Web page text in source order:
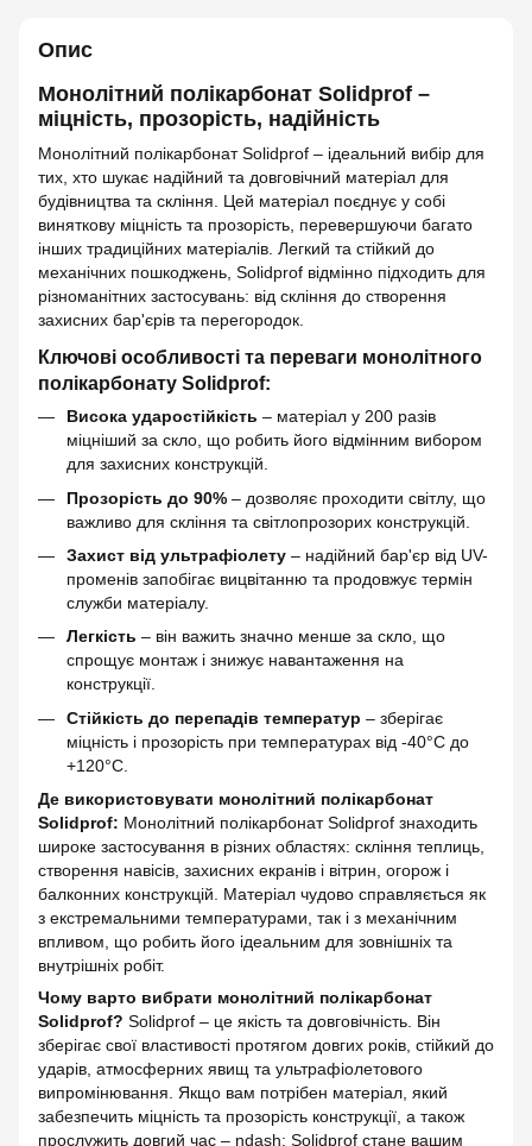
Опис
Монолітний полікарбонат Solidprof –
міцність, прозорість, надійність
Монолітний полікарбонат Solidprof – ідеальний вибір для
тих, хто шукає надійний та довговічний матеріал для
будівництва та скління. Цей матеріал поєднує у собі
виняткову міцність та прозорість, перевершуючи багато
інших традиційних матеріалів. Легкий та стійкий до
механічних пошкоджень, Solidprof відмінно підходить для
різноманітних застосувань: від скління до створення
захисних бар'єрів та перегородок.
Ключові особливості та переваги монолітного
полікарбонату Solidprof:
Висока ударостійкість – матеріал у 200 разів
міцніший за скло, що робить його відмінним вибором
для захисних конструкцій.
Прозорість до 90% – дозволяє проходити світлу, що
важливо для скління та світлопрозорих конструкцій.
Захист від ультрафіолету – надійний бар'єр від UV-
променів запобігає вицвітанню та продовжує термін
служби матеріалу.
Легкість – він важить значно менше за скло, що
спрощує монтаж і знижує навантаження на
конструкції.
Стійкість до перепадів температур – зберігає
міцність і прозорість при температурах від -40°C до
+120°C.
Де використовувати монолітний полікарбонат
Solidprof: Монолітний полікарбонат Solidprof знаходить
широке застосування в різних областях: скління теплиць,
створення навісів, захисних екранів і вітрин, огорож і
балконних конструкцій. Матеріал чудово справляється як
з екстремальними температурами, так і з механічним
впливом, що робить його ідеальним для зовнішніх та
внутрішніх робіт.
Чому варто вибрати монолітний полікарбонат
Solidprof? Solidprof – це якість та довговічність. Він
зберігає свої властивості протягом довгих років, стійкий до
ударів, атмосферних явищ та ультрафіолетового
випромінювання. Якщо вам потрібен матеріал, який
забезпечить міцність та прозорість конструкції, а також
прослужить довгий час – ndash; Solidprof стане вашим